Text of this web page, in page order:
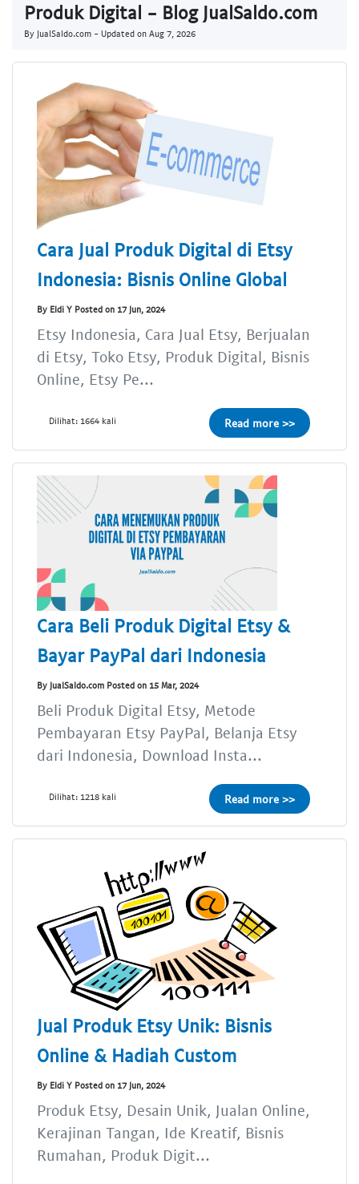
Produk Digital - Blog JualSaldo.com
By JualSaldo.com - Updated on Aug 7, 2026
Cara Jual Produk Digital di Etsy
Indonesia: Bisnis Online Global
By Eldi Y Posted on 17 Jun, 2024
Etsy Indonesia, Cara Jual Etsy, Berjualan
di Etsy, Toko Etsy, Produk Digital, Bisnis
Online, Etsy Pe...
Dilihat: 1664 kali Read more >>
Cara Beli Produk Digital Etsy &
Bayar PayPal dari Indonesia
By JualSaldo.com Posted on 15 Mar, 2024
Beli Produk Digital Etsy, Metode
Pembayaran Etsy PayPal, Belanja Etsy
dari Indonesia, Download Insta...
Dilihat: 1218 kali Read more >>
Jual Produk Etsy Unik: Bisnis
Online & Hadiah Custom
By Eldi Y Posted on 17 Jun, 2024
Produk Etsy, Desain Unik, Jualan Online,
Kerajinan Tangan, Ide Kreatif, Bisnis
Rumahan, Produk Digit...